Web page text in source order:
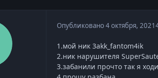
Опубликовано4 октября, 2021
1.мой ник 3akk_fantom4ik
2.ник нарушителя
3.забанили прочто так я